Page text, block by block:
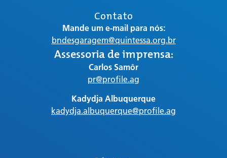
Contato
Mande um e-mail para nós:
bndesgaragem@quintessa.org.br
Assessoria de imprensa:
Carlos Samôr
pr@profile.ag
Kadydja Albuquerque
kadydja.albuquerque@profile.ag